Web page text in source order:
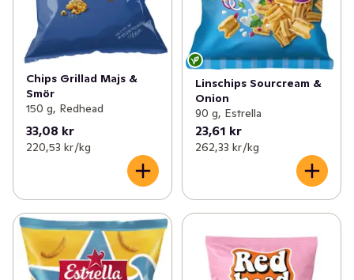
Chips Grillad Majs &
Smör
150 g, Redhead
33,08 kr
220,53 kr /kg
Linschips Sourcream &
Onion
90 g, Estrella
23,61 kr
262,33 kr /kg